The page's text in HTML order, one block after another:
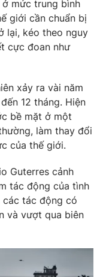
sản
bằng AI
mức trung bình
giới cần chuẩn bị
lại, kéo theo nguy
cực đoan như
xảy ra vài năm
12 tháng. Hiện
bề mặt ở một
làm thay đổi
của thế giới.
Guterres cảnh
tác động của tình
các tác động có
và vượt qua biên